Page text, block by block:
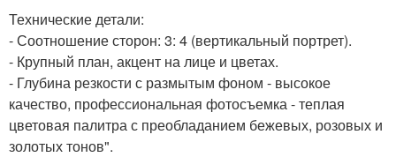
Технические детали:
- Соотношение сторон: 3: 4 (вертикальный портрет).
- Крупный план, акцент на лице и цветах.
- Глубина резкости с размытым фоном - высокое
качество, профессиональная фотосъемка - теплая
цветовая палитра с преобладанием бежевых, розовых и
золотых тонов".